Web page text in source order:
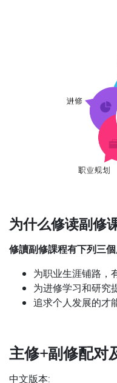
为什么修读副修
修讀副修課程有下列三個
为职业生涯铺路，
为进修学习和研究
追求个人发展的才
主修+副修配对
中文版本: